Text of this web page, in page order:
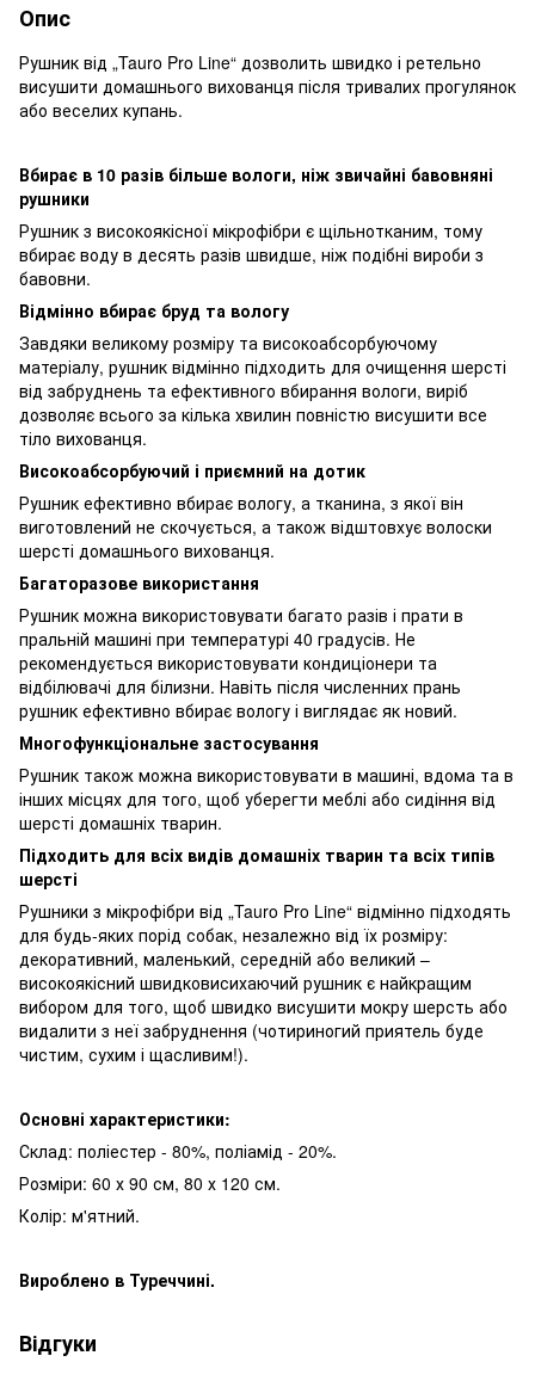
Опис
Рушник від „Tauro Pro Line“ дозволить швидко і ретельно
висушити домашнього вихованця після тривалих прогулянок
або веселих купань.
Вбирає в 10 разів більше вологи, ніж звичайні бавовняні
рушники
Рушник з високоякісної мікрофібри є щільнотканим, тому
вбирає воду в десять разів швидше, ніж подібні вироби з
бавовни.
Відмінно вбирає бруд та вологу
Завдяки великому розміру та високоабсорбуючому
матеріалу, рушник відмінно підходить для очищення шерсті
від забруднень та ефективного вбирання вологи, виріб
дозволяє всього за кілька хвилин повністю висушити все
тіло вихованця.
Високоабсорбуючий і приємний на дотик
Рушник ефективно вбирає вологу, а тканина, з якої він
виготовлений не скочується, а також відштовхує волоски
шерсті домашнього вихованця.
Багаторазове використання
Рушник можна використовувати багато разів і прати в
пральній машині при температурі 40 градусів. Не
рекомендується використовувати кондиціонери та
відбілювачі для білизни. Навіть після численних прань
рушник ефективно вбирає вологу і виглядає як новий.
Многофункціональне застосування
Рушник також можна використовувати в машині, вдома та в
інших місцях для того, щоб уберегти меблі або сидіння від
шерсті домашніх тварин.
Підходить для всіх видів домашніх тварин та всіх типів
шерсті
Рушники з мікрофібри від „Tauro Pro Line“ відмінно підходять
для будь-яких порід собак, незалежно від їх розміру:
декоративний, маленький, середній або великий –
високоякісний швидковисихаючий рушник є найкращим
вибором для того, щоб швидко висушити мокру шерсть або
видалити з неї забруднення (чотириногий приятель буде
чистим, сухим і щасливим!).
Основні характеристики:
Склад: поліестер - 80%, поліамід - 20%.
Розміри: 60 х 90 см, 80 х 120 см.
Колір: м'ятний.
Вироблено в Туреччині.
Відгуки